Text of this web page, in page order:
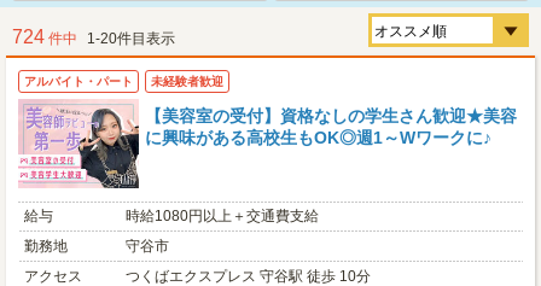
724 件中 1-20件目表示
アルバイト・パート 未経験者歓迎
【美容室の受付】資格なしの学生さん歓迎★美容
に興味がある高校生もOK◎週1～Wワークに♪
給与
時給1080円以上＋交通費支給
勤務地
守谷市
アクセス
つくばエクスプレス 守谷駅 徒歩 10分